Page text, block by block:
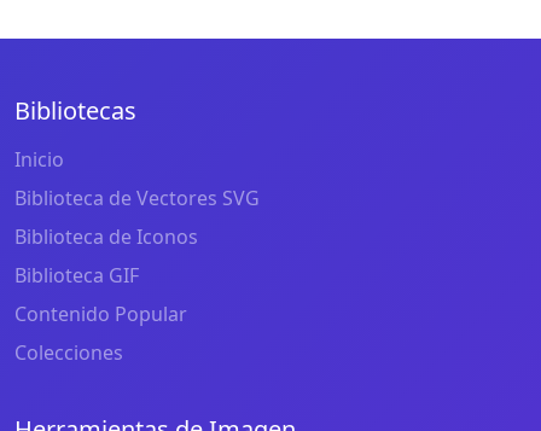
Bibliotecas
Inicio
Biblioteca de Vectores SVG
Biblioteca de Iconos
Biblioteca GIF
Contenido Popular
Colecciones